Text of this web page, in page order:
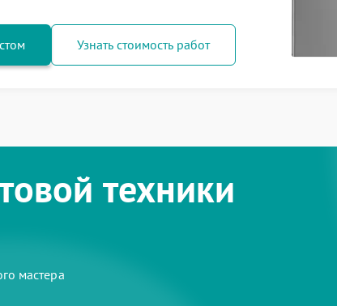
Узнать стоимость работ
техники
мастера